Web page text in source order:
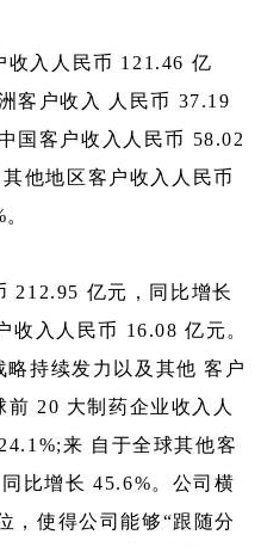
收入人民币 121.46 亿
客户收入 人民币 37.19
国客户收入人民币 58.02
他地区客户收入人民币
。
212.95 亿元，同比增长
收入人民币 16.08 亿元。
略持续发力以及其他 客户
20 大制药企业收入人
来 自于全球其他客
比增长 45.6%。公司横
，使得公司能够“跟随分